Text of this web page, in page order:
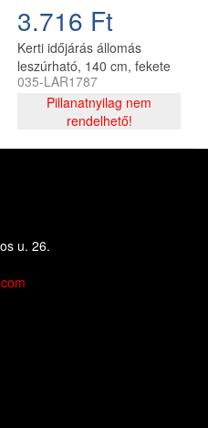
3.716 Ft
Kerti időjárás állomás
leszúrható, 140 cm, fekete
035-LAR1787
Pillanatnyilag nem
rendelhető!
u. 26.